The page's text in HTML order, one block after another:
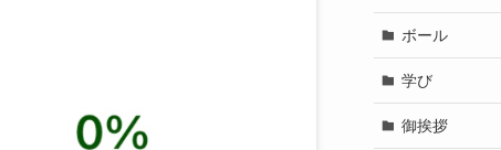
ボール
学び
御挨拶